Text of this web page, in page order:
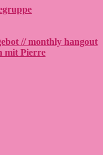
// monthly hangout
mit Pierre